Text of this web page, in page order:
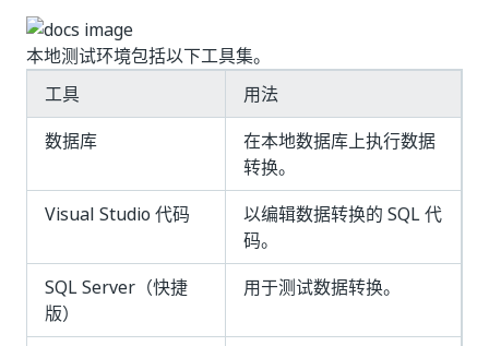
本地测试环境包括以下工具集。
工具
用法
数据库
在本地数据库上执行数据
转换。
Visual Studio 代码
以编辑数据转换的 SQL 代
码。
SQL Server（快捷
版）
用于测试数据转换。